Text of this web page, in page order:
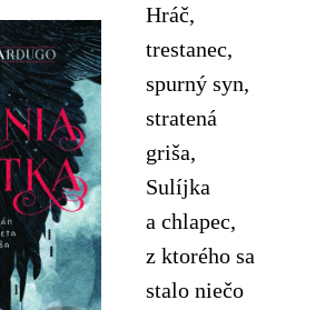
Hráč,
trestanec,
spurný syn,
stratená
griša,
Sulíjka
a chlapec,
z ktorého sa
stalo niečo